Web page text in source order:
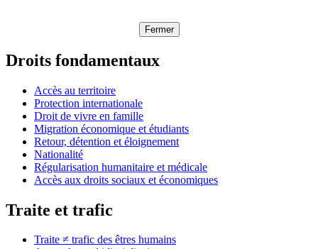
Fermer
Droits fondamentaux
Accès au territoire
Protection internationale
Droit de vivre en famille
Migration économique et étudiants
Retour, détention et éloignement
Nationalité
Régularisation humanitaire et médicale
Accès aux droits sociaux et économiques
Traite et trafic
Traite ≠ trafic des êtres humains